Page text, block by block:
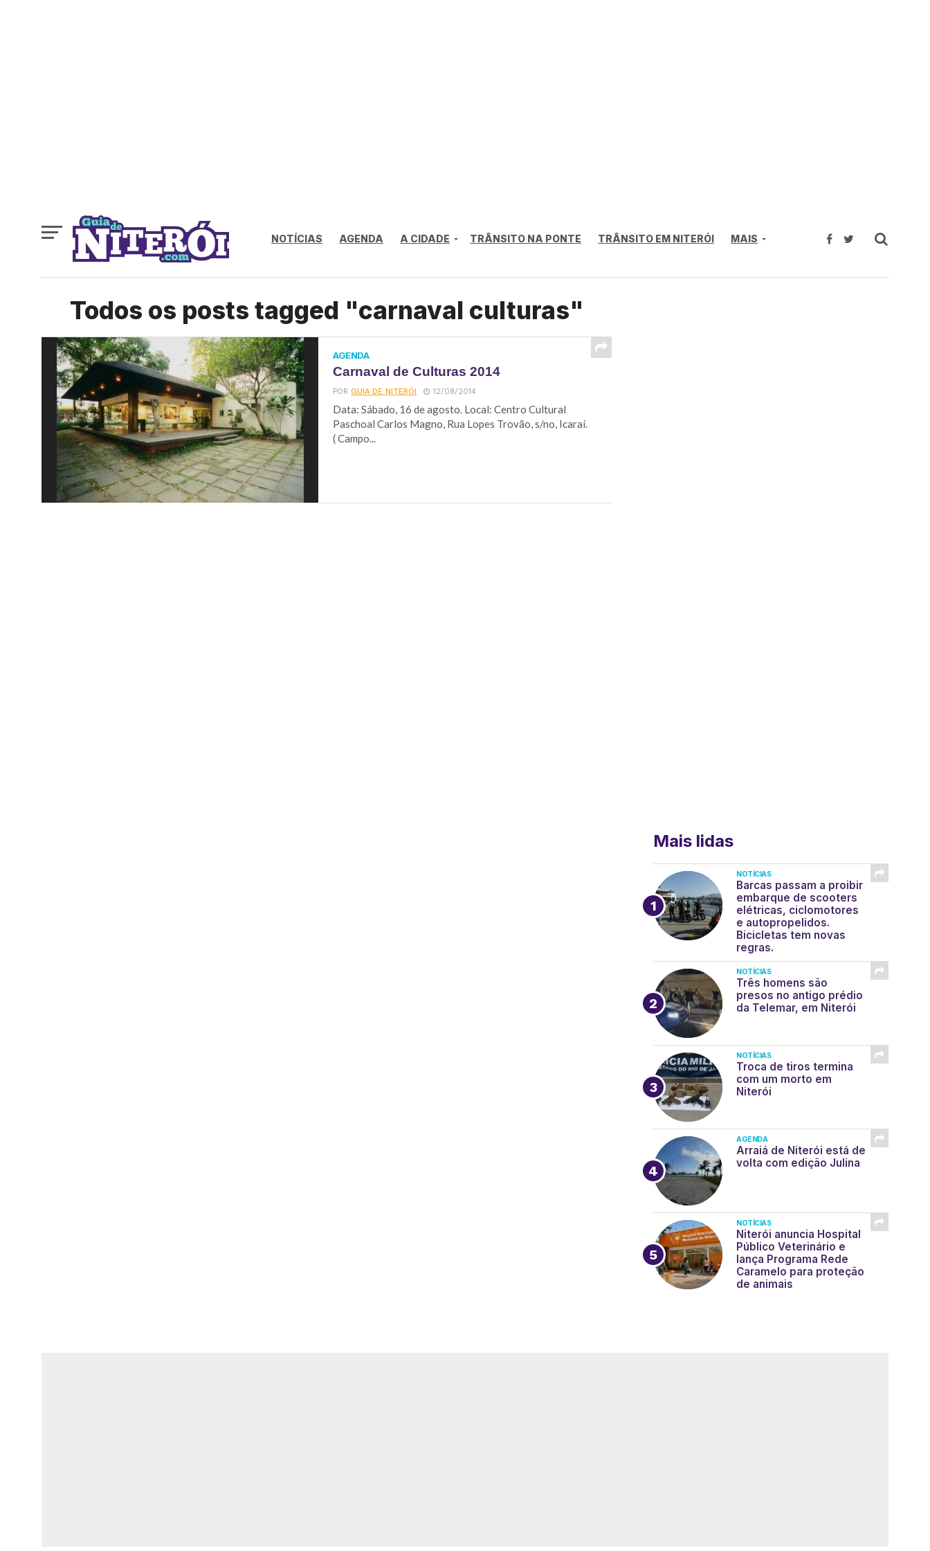
NOTÍCIAS AGENDA A CIDADE TRÂNSITO NA PONTE TRÂNSITO EM NITERÓI MAIS
Todos os posts tagged "carnaval culturas"
AGENDA
Carnaval de Culturas 2014
PORGUIA DE NITERÓI 12/08/2014
Data: Sábado, 16 de agosto. Local: Centro Cultural
Paschoal Carlos Magno, Rua Lopes Trovão, s/no, Icaraí.
( Campo...
Mais lidas
NOTÍCIAS
Barcas passam a proibir
embarque de scooters
elétricas, ciclomotores
e autopropelidos.
Bicicletas tem novas
regras.
NOTÍCIAS
Três homens são
presos no antigo prédio
da Telemar, em Niterói
NOTÍCIAS
Troca de tiros termina
com um morto em
Niterói
AGENDA
Arraiá de Niterói está de
volta com edição Julina
NOTÍCIAS
Niterói anuncia Hospital
Público Veterinário e
lança Programa Rede
Caramelo para proteção
de animais